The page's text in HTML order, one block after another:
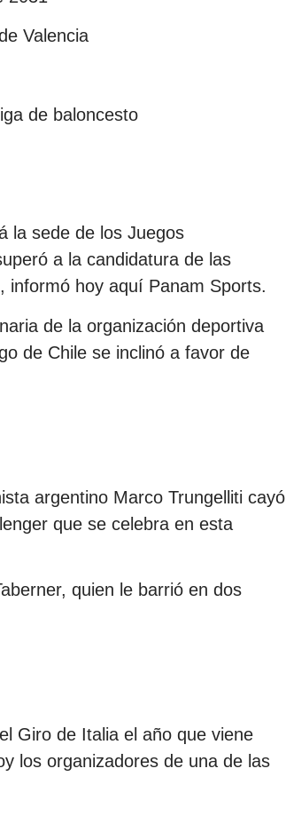
Valencia
de baloncesto
la sede de los Juegos
a la candidatura de las
informó hoy aquí Panam Sports.
de la organización deportiva
de Chile se inclinó a favor de
argentino Marco Trungelliti cayó
que se celebra en esta
quien le barrió en dos
Giro de Italia el año que viene
los organizadores de una de las